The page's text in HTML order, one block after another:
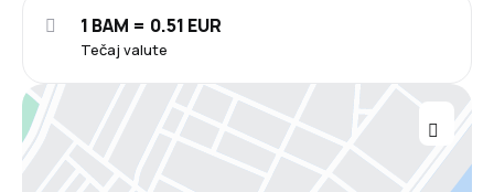
Tečaj valute
1 BAM = 0.51 EUR